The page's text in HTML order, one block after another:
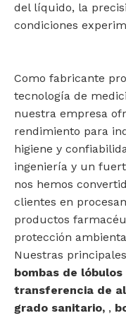
del líquido, la
condiciones
Como fabricante
tecnología de
nuestra empresa
rendimiento para
higiene y
ingeniería y un
nos hemos
clientes en
productos
protección
Nuestras
bombas de
transferencia de
grado sanitario, ,